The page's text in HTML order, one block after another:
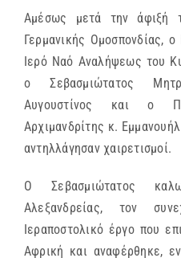
Αμέσως μετά την άφιξή
Γερμανικής Ομοσπονδίας,
Ιερό Ναό Αναλήψεως του
ο Σεβασμιώτατος
Αυγουστίνος και ο
Αρχιμανδρίτης κ.
αντηλλάγησαν χαιρετισμοί.
Ο Σεβασμιώτατος
Αλεξανδρείας, τον
Ιεραποστολικό έργο που
Αφρική και αναφέρθηκε,